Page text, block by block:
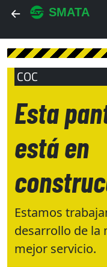
SMATA
COC
Esta
está en
Estamos
desarrollo de la
mejor servicio.